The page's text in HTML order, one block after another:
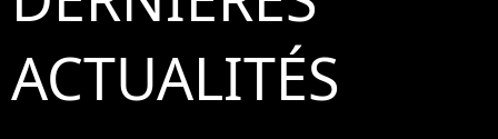
ACTUALITÉS